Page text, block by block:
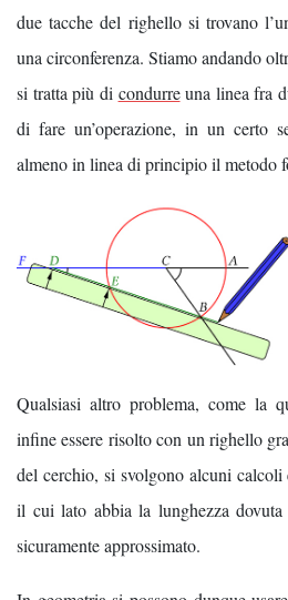
due tacche del righello si trovano
una circonferenza. Stiamo andando
si tratta più di condurreuna linea fra
di fare un’operazione, in un certo
almeno in linea di principio il metodo
Qualsiasi altro problema, come la
infine essere risolto con un righello
del cerchio, si svolgono alcuni
il cui lato abbia la lunghezza
sicuramente approssimato.